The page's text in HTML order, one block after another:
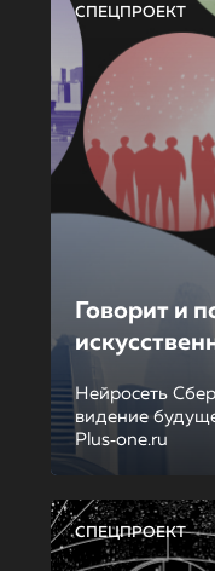
СПЕЦПРОЕКТ
Говорит и
Нейросеть
видение
Plus‑one.ru
СПЕЦПРОЕКТ